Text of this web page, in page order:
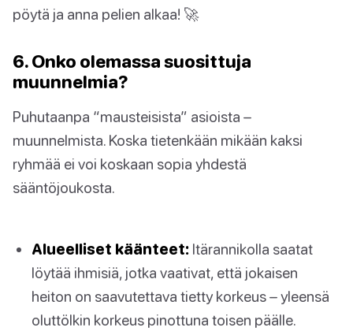
pöytä ja anna pelien alkaa! 🚀
6. Onko olemassa suosittuja
muunnelmia?
Puhutaanpa “mausteisista” asioista –
muunnelmista. Koska tietenkään mikään kaksi
ryhmää ei voi koskaan sopia yhdestä
sääntöjoukosta.
Alueelliset käänteet: Itärannikolla saatat
löytää ihmisiä, jotka vaativat, että jokaisen
heiton on saavutettava tietty korkeus – yleensä
oluttölkin korkeus pinottuna toisen päälle.